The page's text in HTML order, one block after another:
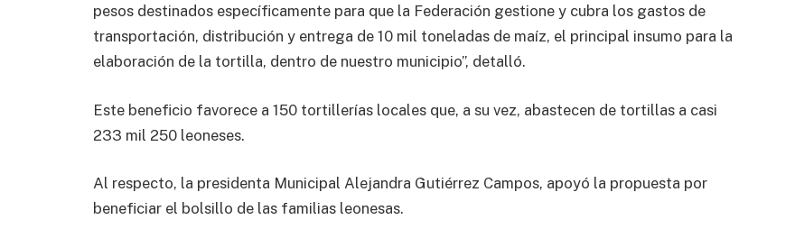
pesos destinados específicamente para que la Federación gestione y cubra los gastos de
transportación, distribución y entrega de 10 mil toneladas de maíz, el principal insumo para la
elaboración de la tortilla, dentro de nuestro municipio”, detalló.
Este beneficio favorece a 150 tortillerías locales que, a su vez, abastecen de tortillas a casi
233 mil 250 leoneses.
Al respecto, la presidenta Municipal Alejandra Gutiérrez Campos, apoyó la propuesta por
beneficiar el bolsillo de las familias leonesas.